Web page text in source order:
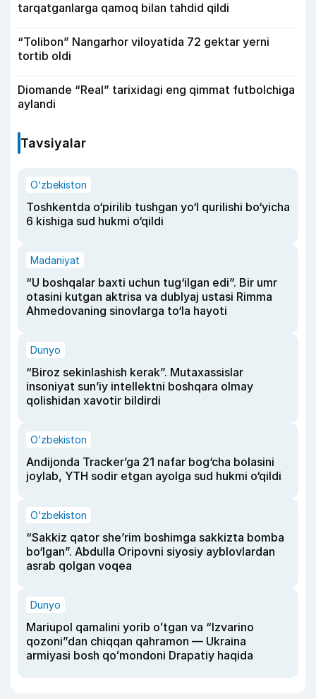
tarqatganlarga qamoq bilan tahdid qildi
“Tolibon” Nangarhor viloyatida 72 gektar yerni
tortib oldi
Diomande “Real” tarixidagi eng qimmat futbolchiga
aylandi
Tavsiyalar
O‘zbekiston
Toshkentda o‘pirilib tushgan yo‘l qurilishi bo‘yicha
6 kishiga sud hukmi o‘qildi
Madaniyat
“U boshqalar baxti uchun tug‘ilgan edi”. Bir umr
otasini kutgan aktrisa va dublyaj ustasi Rimma
Ahmedovaning sinovlarga to‘la hayoti
Dunyo
“Biroz sekinlashish kerak”. Mutaxassislar
insoniyat sun’iy intellektni boshqara olmay
qolishidan xavotir bildirdi
O‘zbekiston
Andijonda Tracker’ga 21 nafar bog‘cha bolasini
joylab, YTH sodir etgan ayolga sud hukmi o‘qildi
O‘zbekiston
“Sakkiz qator she’rim boshimga sakkizta bomba
bo‘lgan”. Abdulla Oripovni siyosiy ayblovlardan
asrab qolgan voqea
Dunyo
Mariupol qamalini yorib oʻtgan va “Izvarino
qozoni”dan chiqqan qahramon — Ukraina
armiyasi bosh qoʻmondoni Drapatiy haqida